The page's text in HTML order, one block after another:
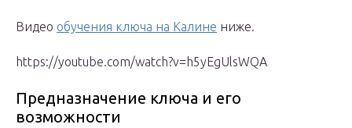
Видео обучения ключа на Калине ниже.
https://youtube.com/watch?v=h5yEgUlsWQA
Предназначение ключа и его
возможности